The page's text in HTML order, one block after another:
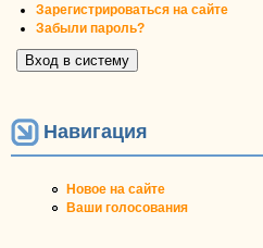
Зарегистрироваться на сайте
Забыли пароль?
Навигация
Новое на сайте
Ваши голосования